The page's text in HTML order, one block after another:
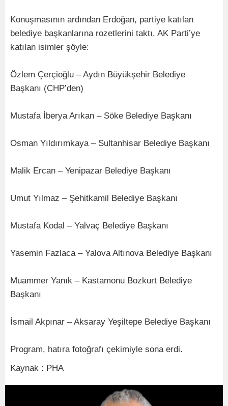
Konuşmasının ardından Erdoğan, partiye katılan
belediye başkanlarına rozetlerini taktı. AK Parti’ye
katılan isimler şöyle:
Özlem Çerçioğlu – Aydın Büyükşehir Belediye
Başkanı (CHP’den)
Mustafa İberya Arıkan – Söke Belediye Başkanı
Osman Yıldırımkaya – Sultanhisar Belediye Başkanı
Malik Ercan – Yenipazar Belediye Başkanı
Umut Yılmaz – Şehitkamil Belediye Başkanı
Mustafa Kodal – Yalvaç Belediye Başkanı
Yasemin Fazlaca – Yalova Altınova Belediye Başkanı
Muammer Yanık – Kastamonu Bozkurt Belediye
Başkanı
İsmail Akpınar – Aksaray Yeşiltepe Belediye Başkanı
Program, hatıra fotoğrafı çekimiyle sona erdi.
Kaynak : PHA